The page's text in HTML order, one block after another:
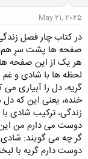
:
May 21, 2025
در کتاب چار فصل
صفحه ها پشت سرِ هم
هر یک از این صفحه
لحظه ها با شادی و
گریه، دل را آبیاری می
خنده، یعنی این که
زندگی، ترکیب شادی
دوست می دارم من این
گر چه می گویند:
دوست دارم گریه با